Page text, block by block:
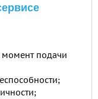
момент подачи